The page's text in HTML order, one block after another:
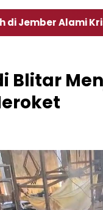
Krisi Air
Blitar